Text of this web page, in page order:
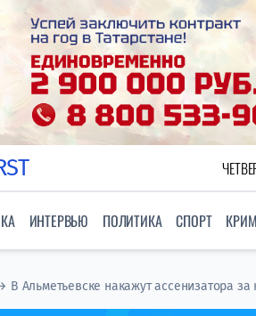
ИНТЕРВЬЮ ПОЛИТИКА СПОРТ
​В Альметьевске накажут ассенизатора